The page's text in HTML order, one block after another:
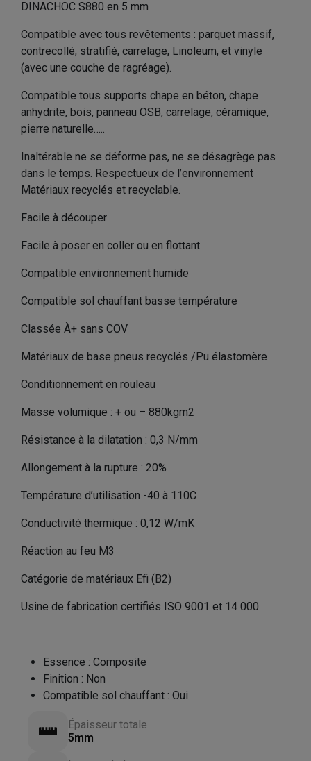
DINACHOC S880 en 5 mm
Compatible avec tous revêtements : parquet massif,
contrecollé, stratifié, carrelage, Linoleum, et vinyle
(avec une couche de ragréage).
Compatible tous supports chape en béton, chape
anhydrite, bois, panneau OSB, carrelage, céramique,
pierre naturelle…..
Inaltérable ne se déforme pas, ne se désagrège pas
dans le temps. Respectueux de l’environnement
Matériaux recyclés et recyclable.
Facile à découper
Facile à poser en coller ou en flottant
Compatible environnement humide
Compatible sol chauffant basse température
Classée À+ sans COV
Matériaux de base pneus recyclés /Pu élastomère
Conditionnement en rouleau
Masse volumique : + ou – 880kgm2
Résistance à la dilatation : 0,3 N/mm
Allongement à la rupture : 20%
Température d’utilisation -40 à 110C
Conductivité thermique : 0,12 W/mK
Réaction au feu M3
Catégorie de matériaux Efi (B2)
Usine de fabrication certifiés ISO 9001 et 14 000
Essence : Composite
Finition : Non
Compatible sol chauffant : Oui
Épaisseur totale
5mm